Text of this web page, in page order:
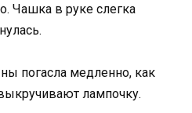
Чашка в руке слегка
погасла медленно, как
лампочку.